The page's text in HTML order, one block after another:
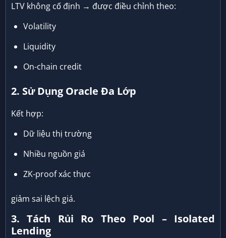
LTV không cố định → được điều chỉnh theo:
Volatility
Liquidity
On-chain credit
2. Sử Dụng Oracle Đa Lớp
Kết hợp:
Dữ liệu thị trường
Nhiều nguồn giá
ZK-proof xác thực
giảm sai lệch giá.
3. Tách Rủi Ro Theo Pool – Isolated
Lending